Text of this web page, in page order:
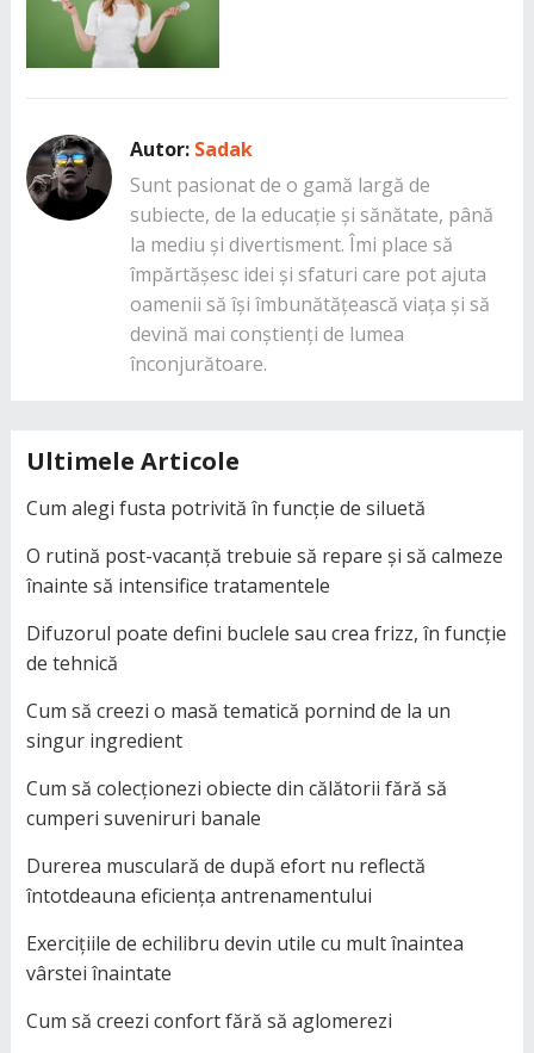
Autor: Sadak
Sunt pasionat de o gamă largă de
subiecte, de la educație și sănătate, până
la mediu și divertisment. Îmi place să
împărtășesc idei și sfaturi care pot ajuta
oamenii să își îmbunătățească viața și să
devină mai conștienți de lumea
înconjurătoare.
Ultimele Articole
Cum alegi fusta potrivită în funcție de siluetă
O rutină post-vacanță trebuie să repare și să calmeze
înainte să intensifice tratamentele
Difuzorul poate defini buclele sau crea frizz, în funcție
de tehnică
Cum să creezi o masă tematică pornind de la un
singur ingredient
Cum să colecționezi obiecte din călătorii fără să
cumperi suveniruri banale
Durerea musculară de după efort nu reflectă
întotdeauna eficiența antrenamentului
Exercițiile de echilibru devin utile cu mult înaintea
vârstei înaintate
Cum să creezi confort fără să aglomerezi